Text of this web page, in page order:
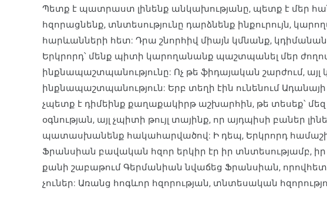
Պետք է պատրաստ լինենք անկախությանը, պետք է մեր
հզորացնենք, տնտեսությունը դարձնենք ինքուրույն,
հարևանների հետ: Դրա շնորհիվ միայն կմնանք,
Երկրորդ՝ մենք պիտի կարողանանք պաշտպանել մեր
ինքնապաշտպանությունը: Ոչ թե ֆիդայական շարժում,
ինքնապաշտպանություն: Երբ տեղի էին ունենում
չպետք է դիմեինք քաղաքակիրթ աշխարհին, թե տեսեք՝ մեզ
օգնության, այլ չպիտի թույլ տայինք, որ այդպիսի բաներ
պատասխանենք հակահարվածով: Ի դեպ, Երկրորդ
Ֆրանսիան բավական հզոր երկիր էր իր տնտեսությամբ,
քանի շաբաթում Գերմանիան նվաճեց Ֆրանսիան, որովհետև
չուներ: Առանց հոգևոր հզորության, տնտեսական